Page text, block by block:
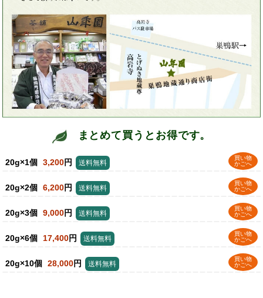
まとめて買うとお得です。
20g×1個 3,200円
買い物
かごへ
送料無料
20g×2個 6,200円
買い物
かごへ
送料無料
20g×3個 9,000円
買い物
かごへ
送料無料
20g×6個 17,400円
買い物
かごへ
送料無料
20g×10個 28,000円
買い物
かごへ
送料無料